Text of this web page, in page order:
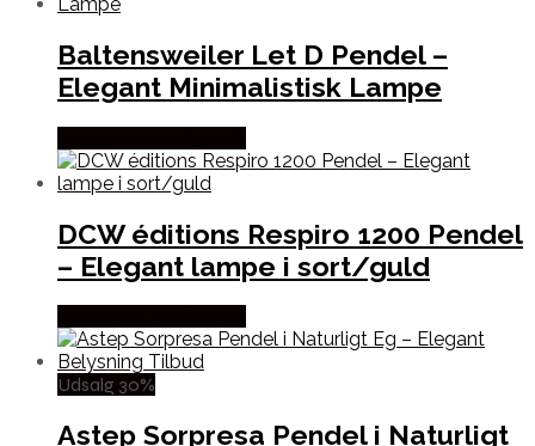
Baltensweiler Let D Pendel –
Elegant Minimalistisk Lampe
DCW éditions Respiro 1200 Pendel
– Elegant lampe i sort/guld
Udsalg 30%
Astep Sorpresa Pendel i Naturligt